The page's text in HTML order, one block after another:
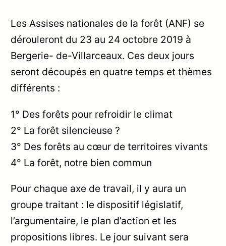
Les Assises nationales de la forêt (ANF) se
dérouleront du 23 au 24 octobre 2019 à
Bergerie- de-Villarceaux. Ces deux jours
seront découpés en quatre temps et thèmes
différents :
1° Des forêts pour refroidir le climat
2° La forêt silencieuse ?
3° Des forêts au cœur de territoires vivants
4° La forêt, notre bien commun
Pour chaque axe de travail, il y aura un
groupe traitant : le dispositif législatif,
l’argumentaire, le plan d’action et les
propositions libres. Le jour suivant sera